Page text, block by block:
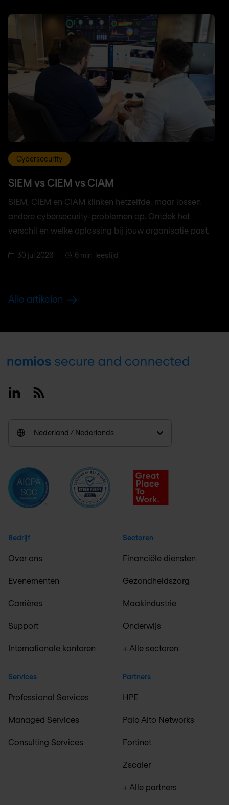
Cybersecurity
SIEM vs CIEM vs CIAM
SIEM, CIEM en CIAM klinken hetzelfde, maar lossen
andere cybersecurity-problemen op. Ontdek het
verschil en welke oplossing bij jouw organisatie past.
30 jul 2026 6 min. leestijd
Alle artikelen
Footer
LinkedinRSS
Nederland / Nederlands
Bedrijf
Over ons
Evenementen
Carrières
Support
Internationale kantoren
Services
Professional Services
Managed Services
Consulting Services
Sectoren
Financiële diensten
Gezondheidszorg
Maakindustrie
Onderwijs
+ Alle sectoren
Partners
HPE
Palo Alto Networks
Fortinet
Zscaler
+ Alle partners